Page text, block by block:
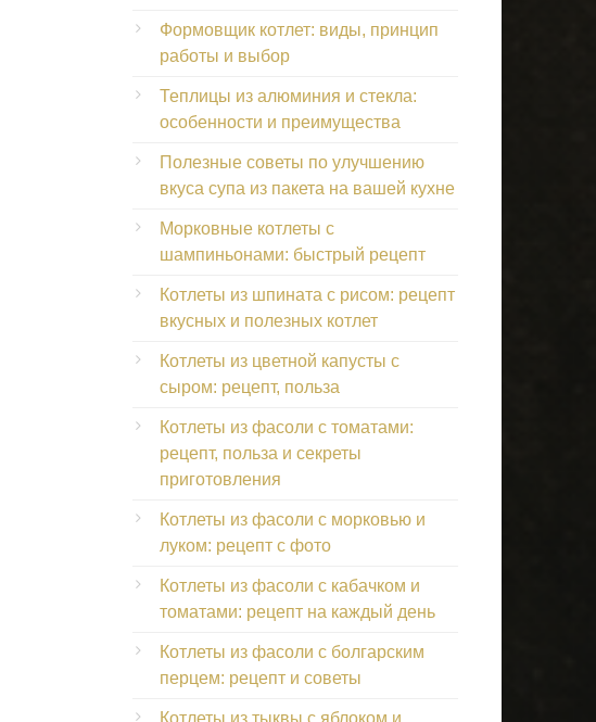
Формовщик котлет: виды, принцип
работы и выбор
Теплицы из алюминия и стекла:
особенности и преимущества
Полезные советы по улучшению
вкуса супа из пакета на вашей кухне
Морковные котлеты с
шампиньонами: быстрый рецепт
Котлеты из шпината с рисом: рецепт
вкусных и полезных котлет
Котлеты из цветной капусты с
сыром: рецепт, польза
Котлеты из фасоли с томатами:
рецепт, польза и секреты
приготовления
Котлеты из фасоли с морковью и
луком: рецепт с фото
Котлеты из фасоли с кабачком и
томатами: рецепт на каждый день
Котлеты из фасоли с болгарским
перцем: рецепт и советы
Котлеты из тыквы с яблоком и